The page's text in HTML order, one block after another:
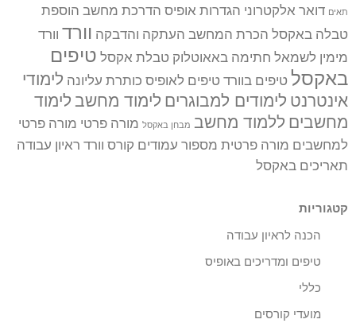
תאים דואר אלקטרוני הגדרות אופיס הדרכת מחשב הוספת
טבלה באקסל הכרת המחשב העתקה והדבקה וורד וורד
מימין לשמאל חתימה באאוטלוק טבלת אקסל טיפים
באקסל טיפים בוורד טיפים לאופיס כותרת עליונה לימודי
אינטרנט לימודים למבוגרים לימוד מחשב לימוד
מחשבים ללמוד מחשב מבחן באקסל מורה פרטי מורה פרטי
למחשבים מורה פרטית מספור עמודים קורס וורד ראיון עבודה
תאריכים באקסל
קטגוריות
הכנה לראיון עבודה
טיפים ומדריכים באופיס
כללי
מועדי קורסים